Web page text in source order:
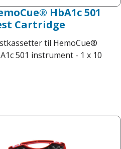
HbA1c 501
Cartridge
til HemoCue®
501 instrument - 1 x 10